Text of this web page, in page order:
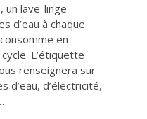
un lave-linge
d’eau à chaque
en
L’étiquette
renseignera sur
d’eau, d’électricité,